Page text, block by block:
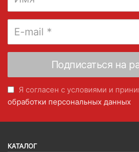
Я согласен с условиями и
обработки персональных данных
КАТАЛОГ